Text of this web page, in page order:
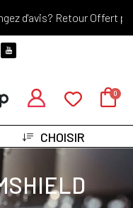
d'avis? Retour Offert
CHOISIR